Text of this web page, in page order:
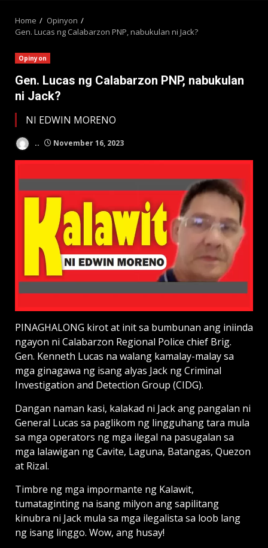
Home
Opinyon
Gen. Lucas ng Calabarzon PNP, nabukulan ni Jack?
Opinyon
Gen. Lucas ng Calabarzon PNP, nabukulan
ni Jack?
NI EDWIN MORENO
.. November 16, 2023
PINAGHALONG kirot at init sa bumbunan ang iniinda
ngayon ni Calabarzon Regional Police chief Brig.
Gen. Kenneth Lucas na walang kamalay-malay sa
mga ginagawa ng isang alyas Jack ng Criminal
Investigation and Detection Group (CIDG).
Dangan naman kasi, kalakad ni Jack ang pangalan ni
General Lucas sa paglikom ng lingguhang tara mula
sa mga operators ng mga ilegal na pasugalan sa
mga lalawigan ng Cavite, Laguna, Batangas, Quezon
at Rizal.
Timbre ng mga impormante ng Kalawit,
tumataginting na isang milyon ang sapilitang
kinubra ni Jack mula sa mga ilegalista sa loob lang
ng isang linggo. Wow, ang husay!